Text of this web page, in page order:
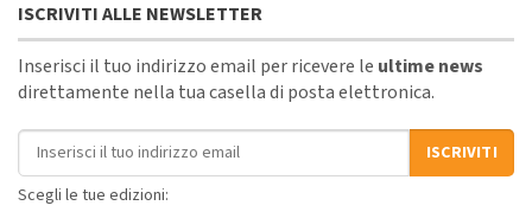
ISCRIVITI ALLE NEWSLETTER
Inserisci il tuo indirizzo email per ricevere le ultime news
direttamente nella tua casella di posta elettronica.
Indirizzo email
ISCRIVITI
Scegli le tue edizioni: